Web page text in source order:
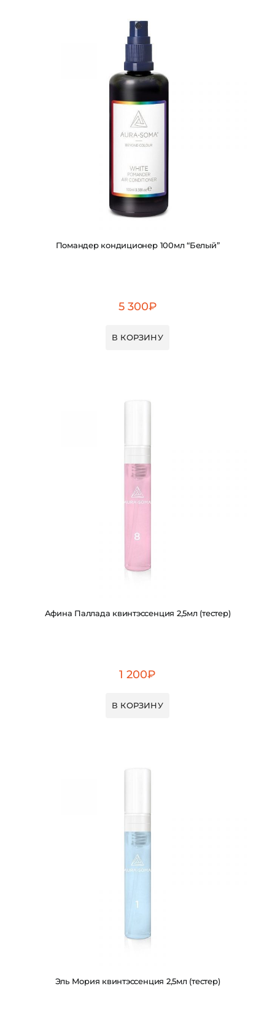
Помандер кондиционер 100мл “Белый”
5 300₽
В КОРЗИНУ
Афина Паллада квинтэссенция 2,5мл (тестер)
1 200₽
В КОРЗИНУ
Эль Мория квинтэссенция 2,5мл (тестер)